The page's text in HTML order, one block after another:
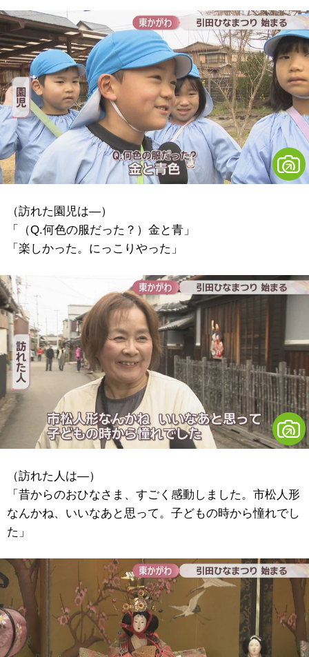
（訪れた園児は―）
「（Q.何色の服だった？）金と青」
「楽しかった。にっこりやった」
（訪れた人は―）
「昔からのおひなさま、すごく感動しました。市松人形
なんかね、いいなあと思って。子どもの時から憧れでし
た」